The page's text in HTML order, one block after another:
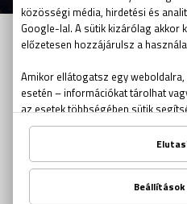
MIÉRT AZ
A célunk az volt, hogy ne
olyan történeteket
részeseivé válnánk. Mi
vagyunk, a
készítettünk, melyekbe